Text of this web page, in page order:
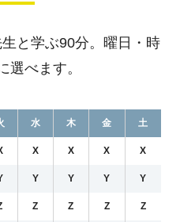
生と学ぶ90分。曜日・時
選べます。
水 木 金 土
X X X X
Y Y Y Y
Z Z Z Z